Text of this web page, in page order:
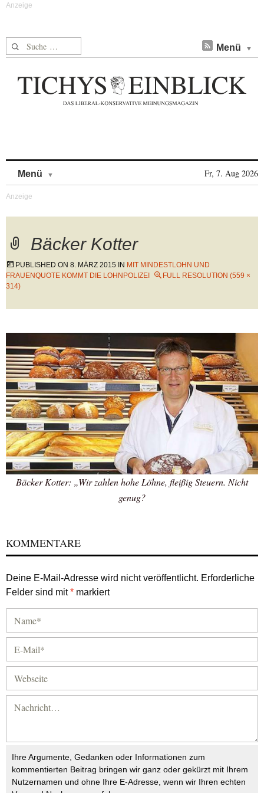
Suche nach: Menü
Menü Fr, 7. Aug 2026
Bäcker Kotter
PUBLISHED ON 8. MÄRZ 2015 IN MIT MINDESTLOHN UND
FRAUENQUOTE KOMMT DIE LOHNPOLIZEI
FULL RESOLUTION (559 ×
314)
Bäcker Kotter: „Wir zahlen hohe Löhne, fleißig Steuern. Nicht
genug?
KOMMENTARE
Deine E-Mail-Adresse wird nicht veröffentlicht. Erforderliche
Felder sind mit* markiert
Ihre Argumente, Gedanken oder Informationen zum
kommentierten Beitrag bringen wir ganz oder gekürzt mit Ihrem
Nutzernamen und ohne Ihre E-Adresse, wenn wir Ihren echten